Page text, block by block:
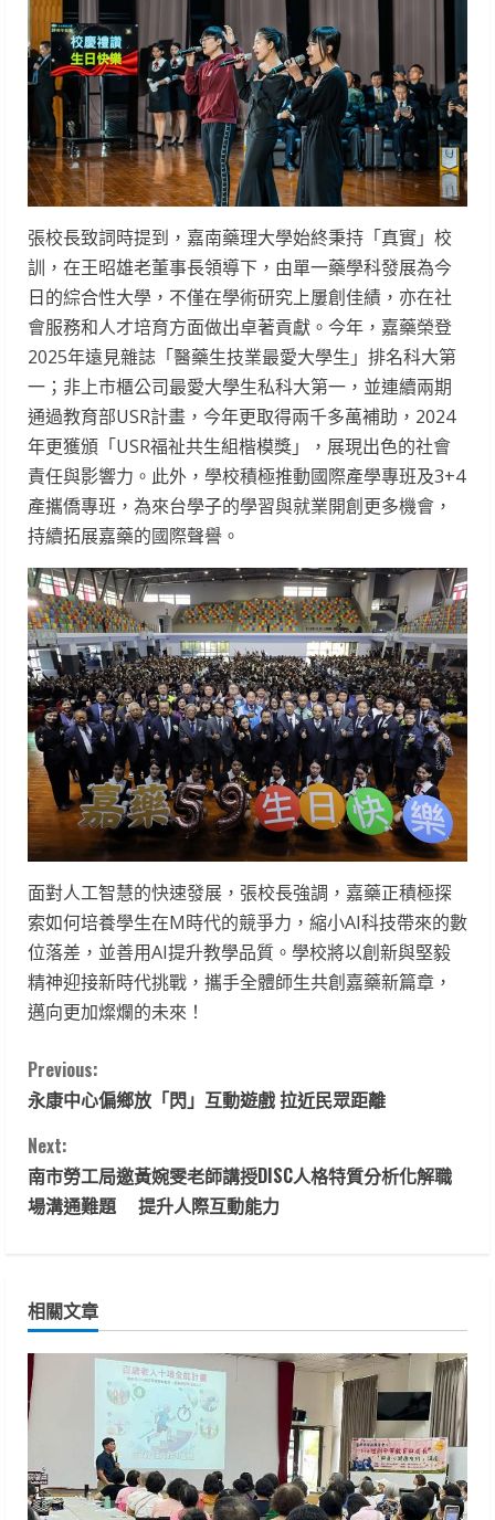
張校長致詞時提到，嘉南藥理大學始終秉持「真實」校
訓，在王昭雄老董事長領導下，由單一藥學科發展為今
日的綜合性大學，不僅在學術研究上屢創佳績，亦在社
會服務和人才培育方面做出卓著貢獻。今年，嘉藥榮登
2025年遠見雜誌「醫藥生技業最愛大學生」排名科大第
一；非上市櫃公司最愛大學生私科大第一，並連續兩期
通過教育部USR計畫，今年更取得兩千多萬補助，2024
年更獲頒「USR福祉共生組楷模獎」，展現出色的社會
責任與影響力。此外，學校積極推動國際產學專班及3+4
產攜僑專班，為來台學子的學習與就業開創更多機會，
持續拓展嘉藥的國際聲譽。
面對人工智慧的快速發展，張校長強調，嘉藥正積極探
索如何培養學生在M時代的競爭力，縮小AI科技帶來的數
位落差，並善用AI提升教學品質。學校將以創新與堅毅
精神迎接新時代挑戰，攜手全體師生共創嘉藥新篇章，
邁向更加燦爛的未來！
C
o
n
t
n
u
e
e
Previous:
永康中心偏鄉放「閃」互動遊戲 拉近民眾距離
Next:
南市勞工局邀黃婉雯老師講授DISC人格特質分析化解職
場溝通難題 提升人際互動能力
相關文章